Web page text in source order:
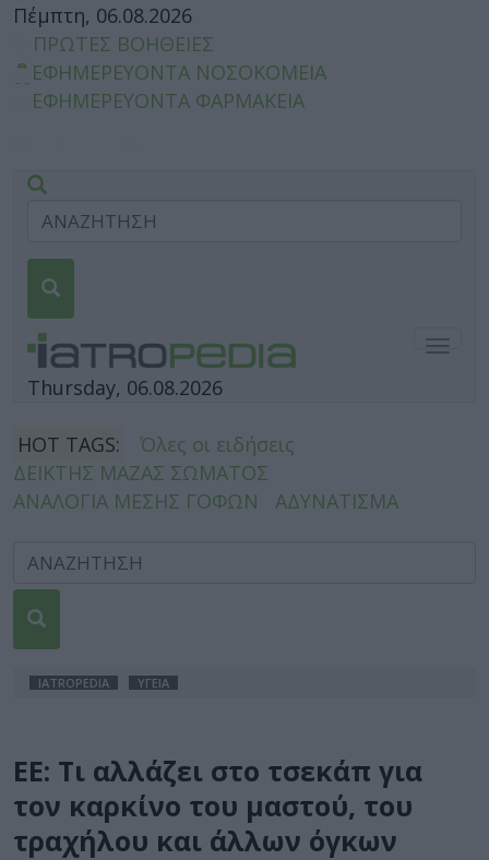
Πέμπτη, 06.08.2026
ΠΡΩΤΕΣ ΒΟΗΘΕΙΕΣ
ΕΦΗΜΕΡΕΥΟΝΤΑ ΝΟΣΟΚΟΜΕΙΑ
ΕΦΗΜΕΡΕΥΟΝΤΑ ΦΑΡΜΑΚΕΙΑ
Thursday, 06.08.2026
HOT TAGS:
Όλες οι ειδήσεις
ΔΕΙΚΤΗΣ ΜΑΖΑΣ ΣΩΜΑΤΟΣ
ΑΝΑΛΟΓΙΑ ΜΕΣΗΣ ΓΟΦΩΝ
ΑΔΥΝΑΤΙΣΜΑ
IATROPEDIA ΥΓΕΙΑ
ΕΕ: Τι αλλάζει στο τσεκάπ για
τον καρκίνο του μαστού, του
τραχήλου και άλλων όγκων